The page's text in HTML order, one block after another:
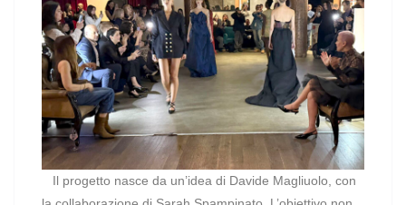
Il progetto nasce da un’idea di Davide Magliuolo, con